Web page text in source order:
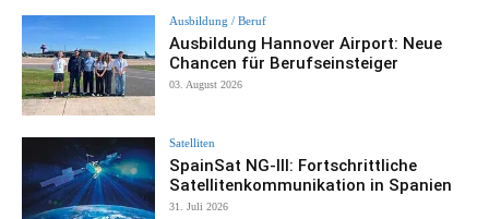
Ausbildung / Beruf
Ausbildung Hannover Airport: Neue
Chancen für Berufseinsteiger
03. August 2026
Satelliten
SpainSat NG-III: Fortschrittliche
Satellitenkommunikation in Spanien
31. Juli 2026